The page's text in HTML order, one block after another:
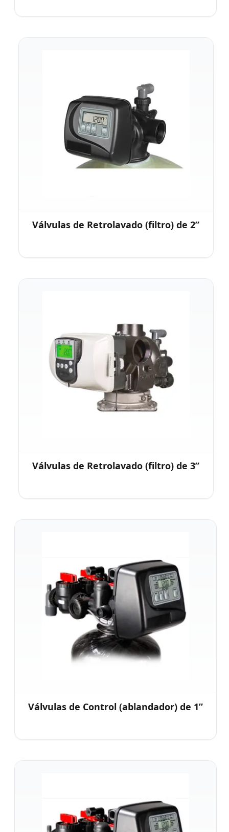
Válvulas de Retrolavado (filtro) de 2”
Válvulas de Retrolavado (filtro) de 3”
Válvulas de Control (ablandador) de 1”